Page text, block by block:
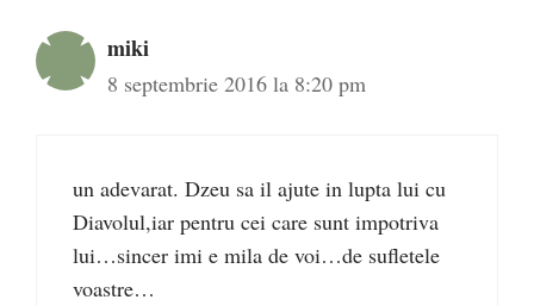
miki
8 septembrie 2016 la 8:20 pm
un adevarat. Dzeu sa il ajute in lupta lui cu
Diavolul,iar pentru cei care sunt impotriva
lui…sincer imi e mila de voi…de sufletele
voastre…